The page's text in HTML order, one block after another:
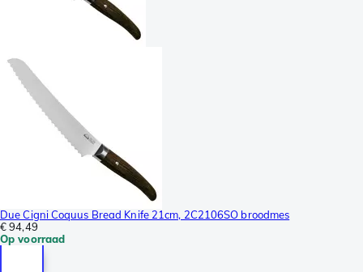
Due Cigni Coquus Bread Knife 21cm, 2C2106SO broodmes
€ 94,49
Op voorraad